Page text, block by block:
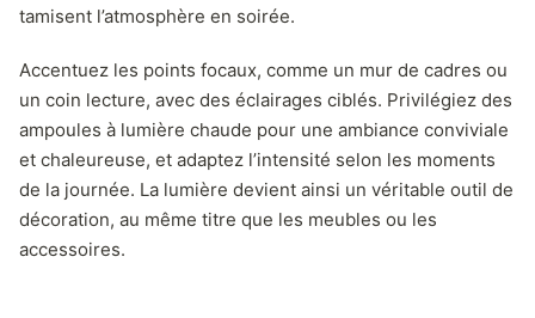
tamisent l’atmosphère en soirée.
Accentuez les points focaux, comme un mur de cadres ou
un coin lecture, avec des éclairages ciblés. Privilégiez des
ampoules à lumière chaude pour une ambiance conviviale
et chaleureuse, et adaptez l’intensité selon les moments
de la journée. La lumière devient ainsi un véritable outil de
décoration, au même titre que les meubles ou les
accessoires.